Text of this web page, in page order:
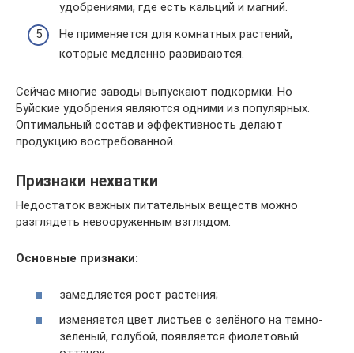
удобрениями, где есть кальций и магний.
Не применяется для комнатных растений,
которые медленно развиваются.
Сейчас многие заводы выпускают подкормки. Но
Буйские удобрения являются одними из популярных.
Оптимальный состав и эффективность делают
продукцию востребованной.
Признаки нехватки
Недостаток важных питательных веществ можно
разглядеть невооруженным взглядом.
Основные признаки:
замедляется рост растения;
изменяется цвет листьев с зелёного на темно-
зелёный, голубой, появляется фиолетовый